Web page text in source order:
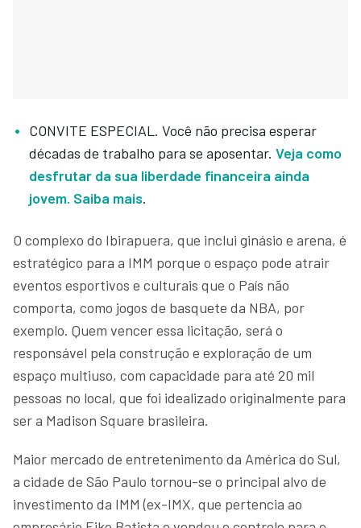
CONVITE ESPECIAL. Você não precisa esperar
décadas de trabalho para se aposentar. Veja como
desfrutar da sua liberdade financeira ainda
jovem. Saiba mais.
O complexo do Ibirapuera, que inclui ginásio e arena, é
estratégico para a IMM porque o espaço pode atrair
eventos esportivos e culturais que o País não
comporta, como jogos de basquete da NBA, por
exemplo. Quem vencer essa licitação, será o
responsável pela construção e exploração de um
espaço multiuso, com capacidade para até 20 mil
pessoas no local, que foi idealizado originalmente para
ser a Madison Square brasileira.
Maior mercado de entretenimento da América do Sul,
a cidade de São Paulo tornou-se o principal alvo de
investimento da IMM (ex-IMX, que pertencia ao